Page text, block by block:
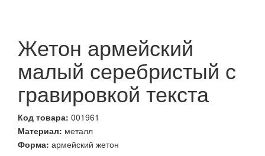
Жетон армейский
малый серебристый с
гравировкой текста
Код товара: 001961
Материал: металл
Форма: армейский жетон